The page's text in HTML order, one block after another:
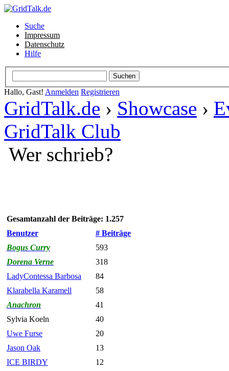
Suche
Impressum
Datenschutz
Hilfe
Hallo, Gast! Anmelden Registrieren
GridTalk.de › Showcase ›
GridTalk Club
Wer schrieb?
Gesamtanzahl der Beiträge: 1.257
Benutzer
# Beiträge
Bogus Curry
593
Dorena Verne
318
LadyContessa Barbosa
84
Klarabella Karamell
58
Anachron
41
Sylvia Koeln
40
Uwe Furse
20
Jason Oak
13
ICE BIRDY
12